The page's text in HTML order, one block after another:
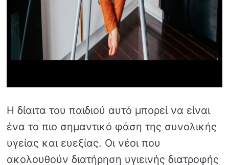
Η δίαιτα του παιδιού αυτό μπορεί να είναι
ένα το πιο σημαντικό φάση της συνολικής
υγείας και ευεξίας. Οι νέοι που
ακολουθούν διατήρηση υγιεινής διατροφής